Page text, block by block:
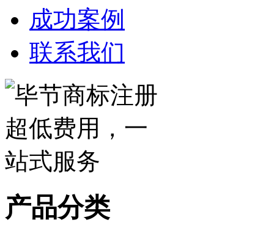
成功案例
联系我们
产品分类